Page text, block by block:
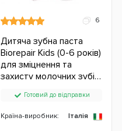
6
Дитяча зубна паста
Biorepair Kids (0-6 років)
для зміцнення та
захисту молочних зубів
фтору) (50 мл.)
Готовий до відправки
Країна-виробник: Італія